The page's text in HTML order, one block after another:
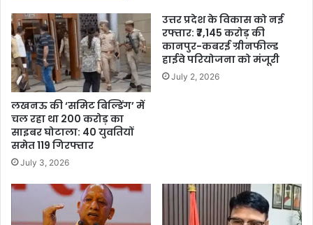
लखनऊ की ‘समिट बिल्डिंग’ में
चल रहा था 200 करोड़ का
साइबर घोटाला: 40 युवतियों
समेत 119 गिरफ्तार
July 3, 2026
उत्तर प्रदेश के विकास को नई
रफ्तार: ₹7,145 करोड़ की
कानपुर-कबरई ग्रीनफील्ड
हाईवे परियोजना को मंजूरी
July 2, 2026